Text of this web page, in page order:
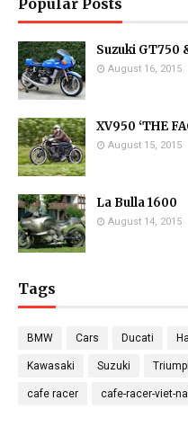
Popular Posts
Suzuki
August 16, 2015
XV950 ‘THE
August 15, 2015
La Bulla 1600
August 14, 2015
Tags
BMW Cars Ducati
Kawasaki Suzuki
cafe racer cafe-racer-viet-